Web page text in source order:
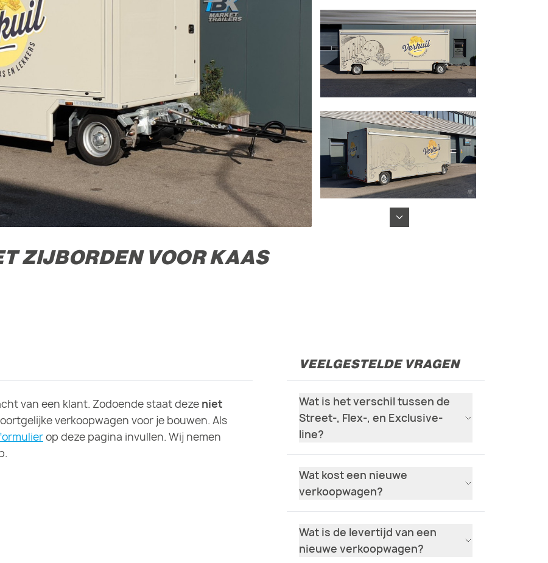
ZIJBORDEN VOOR KAAS
van een klant. Zodoende staat deze niet
verkoopwagen voor je bouwen. Als
op deze pagina invullen. Wij nemen
VEELGESTELDE VRAGEN
Wat is het verschil tussen de
Street-, Flex-, en Exclusive-
line?
Wat kost een nieuwe
verkoopwagen?
Wat is de levertijd van een
nieuwe verkoopwagen?